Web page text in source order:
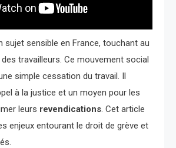
sujet sensible en France, touchant au
des travailleurs. Ce mouvement social
simple cessation du travail. Il
à la justice et un moyen pour les
leurs revendications. Cet article
enjeux entourant le droit de grève et